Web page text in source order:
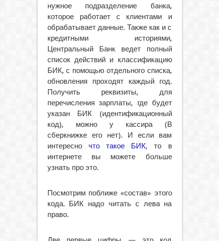
нужное подразделение банка,
которое работает с клиентами и
обрабатывает данные. Также как и с
кредитными историями,
Центральный Банк ведет полный
список действий и классификацию
БИК, с помощью отдельного списка,
обновления проходят каждый год.
Получить реквизиты, для
перечисления зарплаты, где будет
указан БИК (идентификационный
код), можно у кассира (В
сберкнижке его нет). И если вам
интересно что такое БИК, то в
интернете вы можете больше
узнать про это.
Посмотрим поближе «состав» этого
кода. БИК надо читать с лева на
право.